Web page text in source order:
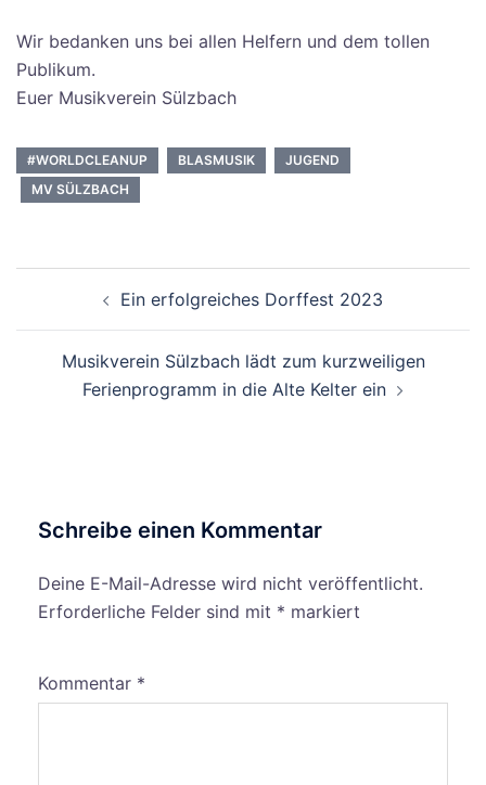
Wir bedanken uns bei allen Helfern und dem tollen
Publikum.
Euer Musikverein Sülzbach
#WORLDCLEANUP BLASMUSIK
JUGEND
MV SÜLZBACH
Ein erfolgreiches Dorffest 2023
Musikverein Sülzbach lädt zum kurzweiligen
Ferienprogramm in die Alte Kelter ein
Schreibe einen Kommentar
Deine E-Mail-Adresse wird nicht veröffentlicht.
Erforderliche Felder sind mit * markiert
Kommentar *